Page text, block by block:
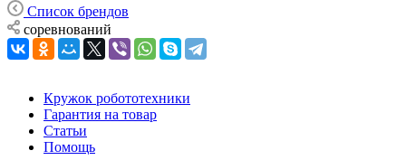
Список брендов
соревнований
Кружок робототехники
Гарантия на товар
Статьи
Помощь